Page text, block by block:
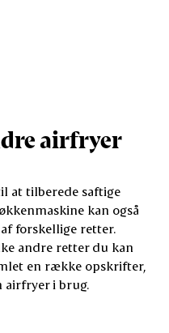
airfryer
at tilberede saftige
kan også
forskellige retter.
andre retter du kan
en række opskrifter,
airfryer i brug.